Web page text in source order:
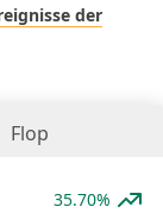
der
Flop
35.70%